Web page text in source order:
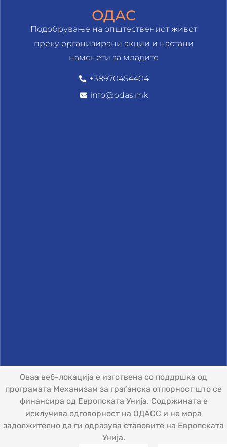
ОДАС
Подобрување на општествениот живот
преку организирани акции и настани
наменети за младите
+38970454404
info@odas.mk
Оваа веб-локација е изготвена со поддршка од
програмата Механизам за граѓанска отпорност што се
финансира од Европската Унија. Содржината е
исклучива одговорност на ОДАСС и не мора
задолжително да ги одразува ставовите на Европската
Унија.